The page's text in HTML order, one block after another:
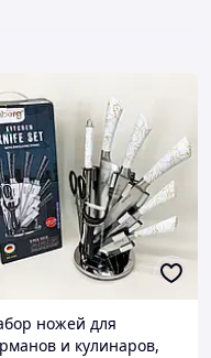
ножей для
и кулинаров,